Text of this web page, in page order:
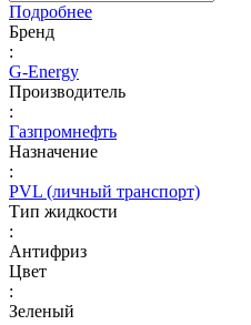
Подробнее
Бренд
:
G-Energy
Производитель
:
Газпромнефть
Назначение
:
PVL (личный транспорт)
Тип жидкости
:
Антифриз
Цвет
:
Зеленый